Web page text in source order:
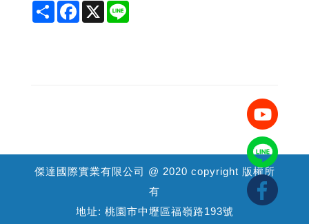
Share Facebook
X
傑達國際實業有限公司 @ 2020 copyright 版權所
有
地址: 桃園市中壢區福嶺路193號